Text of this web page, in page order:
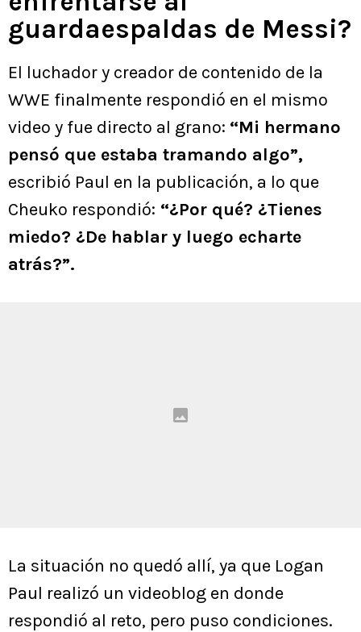
guardaespaldas de Messi?
El luchador y creador de contenido de la
WWE finalmente respondió en el mismo
video y fue directo al grano: “Mi hermano
pensó que estaba tramando algo”,
escribió Paul en la publicación, a lo que
Cheuko respondió: “¿Por qué? ¿Tienes
miedo? ¿De hablar y luego echarte
atrás?”.
La situación no quedó allí, ya que Logan
Paul realizó un videoblog en donde
respondió al reto, pero puso condiciones.